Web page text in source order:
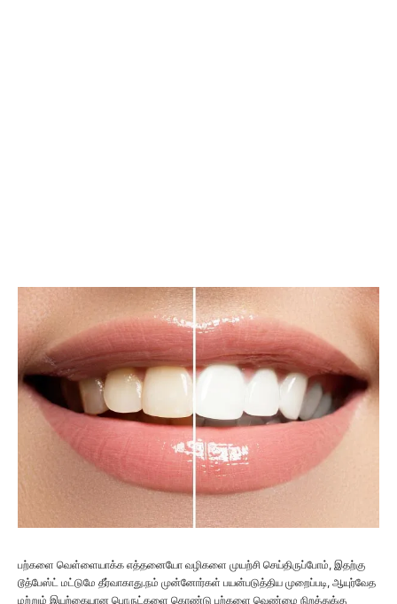
பற்களை வெள்ளையாக்க எத்தனையோ வழிகளை முயற்சி செய்திருப்போம், இதற்கு
டூத்பேஸ்ட் மட்டுமே தீர்வாகாது.நம் முன்னோர்கள் பயன்படுத்திய முறைப்படி, ஆயுர்வேத
மற்றும் இயற்கையான பொருட்களை கொண்டு பற்களை வெண்மை நிறத்துக்கு